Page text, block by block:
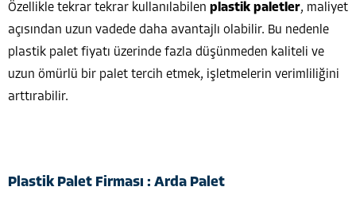
Özellikle tekrar tekrar kullanılabilen plastik paletler, maliyet
açısından uzun vadede daha avantajlı olabilir. Bu nedenle
plastik palet fiyatı üzerinde fazla düşünmeden kaliteli ve
uzun ömürlü bir palet tercih etmek, işletmelerin verimliliğini
arttırabilir.
Plastik Palet Firması : Arda Palet